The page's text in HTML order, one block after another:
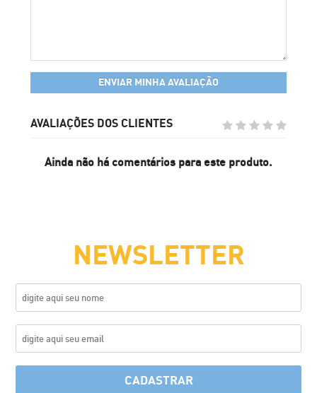
ENVIAR MINHA AVALIAÇÃO
AVALIAÇÕES DOS CLIENTES
Ainda não há comentários para este produto.
NEWSLETTER
CADASTRAR